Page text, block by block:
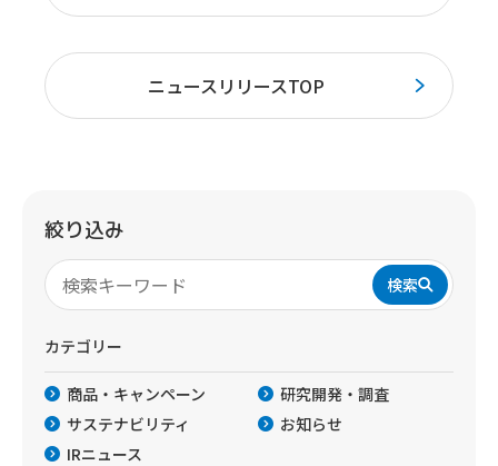
ニュースリリースTOP
絞り込み
検索
カテゴリー
商品・キャンペーン
研究開発・調査
サステナビリティ
お知らせ
IRニュース